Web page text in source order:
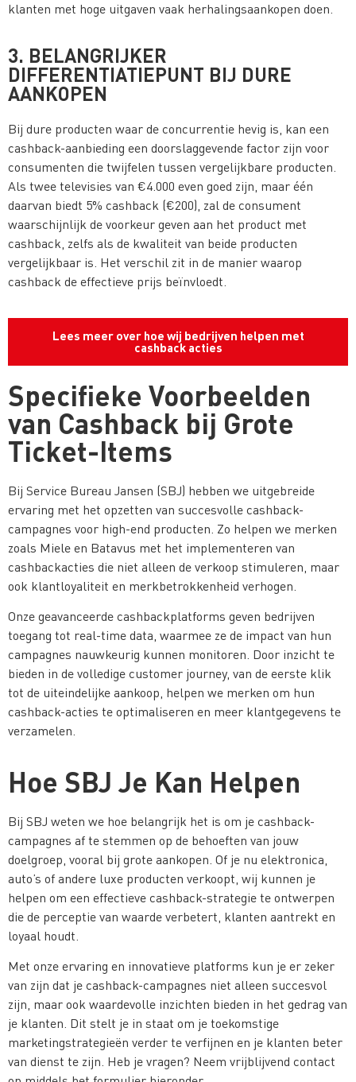
klanten met hoge uitgaven vaak herhalingsaankopen doen​.
3. BELANGRIJKER
DIFFERENTIATIEPUNT BIJ DURE
AANKOPEN
Bij dure producten waar de concurrentie hevig is, kan een
cashback-aanbieding een doorslaggevende factor zijn voor
consumenten die twijfelen tussen vergelijkbare producten.
Als twee televisies van €4.000 even goed zijn, maar één
daarvan biedt 5% cashback (€200), zal de consument
waarschijnlijk de voorkeur geven aan het product met
cashback, zelfs als de kwaliteit van beide producten
vergelijkbaar is. Het verschil zit in de manier waarop
cashback de effectieve prijs beïnvloedt​.
Lees meer over hoe wij bedrijven helpen met
cashback acties
Specifieke Voorbeelden
van Cashback bij Grote
Ticket-Items
Bij Service Bureau Jansen (SBJ) hebben we uitgebreide
ervaring met het opzetten van succesvolle cashback-
campagnes voor high-end producten. Zo helpen we merken
zoals Miele en Batavus met het implementeren van
cashbackacties die niet alleen de verkoop stimuleren, maar
ook klantloyaliteit en merkbetrokkenheid verhogen​.
Onze geavanceerde cashbackplatforms geven bedrijven
toegang tot real-time data, waarmee ze de impact van hun
campagnes nauwkeurig kunnen monitoren. Door inzicht te
bieden in de volledige customer journey, van de eerste klik
tot de uiteindelijke aankoop, helpen we merken om hun
cashback-acties te optimaliseren en meer klantgegevens te
verzamelen​.
Hoe SBJ Je Kan Helpen
Bij SBJ weten we hoe belangrijk het is om je cashback-
campagnes af te stemmen op de behoeften van jouw
doelgroep, vooral bij grote aankopen. Of je nu elektronica,
auto’s of andere luxe producten verkoopt, wij kunnen je
helpen om een effectieve cashback-strategie te ontwerpen
die de perceptie van waarde verbetert, klanten aantrekt en
loyaal houdt.
Met onze ervaring en innovatieve platforms kun je er zeker
van zijn dat je cashback-campagnes niet alleen succesvol
zijn, maar ook waardevolle inzichten bieden in het gedrag van
je klanten. Dit stelt je in staat om je toekomstige
marketingstrategieën verder te verfijnen en je klanten beter
van dienst te zijn​. Heb je vragen? Neem vrijblijvend contact